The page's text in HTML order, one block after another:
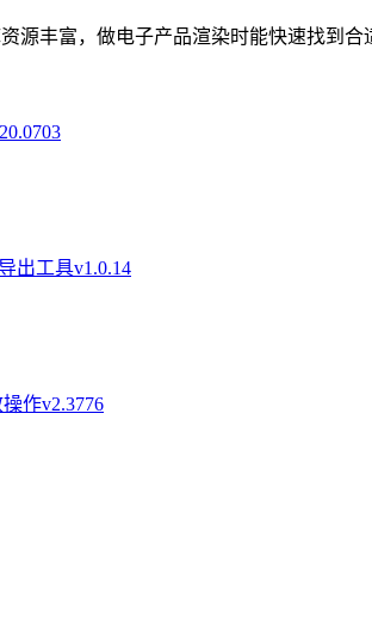
源丰富，做电子产品渲染时能快速找到合
出工具v1.0.14
作v2.3776